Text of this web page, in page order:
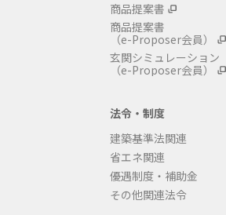
商品提案書
商品提案書
（e-Proposer会員）
玄関シミュレーション
（e-Proposer会員）
法令・制度
建築基準法関連
省エネ関連
優遇制度・補助金
その他関連法令